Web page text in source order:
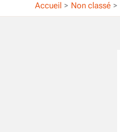
Accueil Non classé